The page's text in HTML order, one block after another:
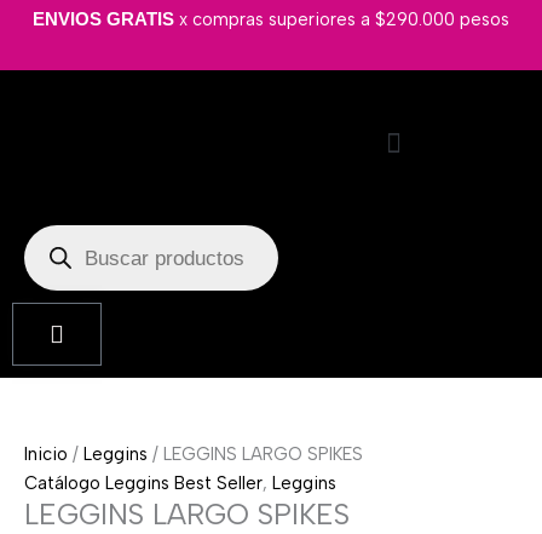
contenido
ENVIOS GRATIS x compras superiores a $290.000 pesos
de
productos
Cart
Inicio / Leggins / LEGGINS LARGO SPIKES
Catálogo Leggins Best Seller, Leggins
LEGGINS LARGO SPIKES
LEGGINS
SPIKES